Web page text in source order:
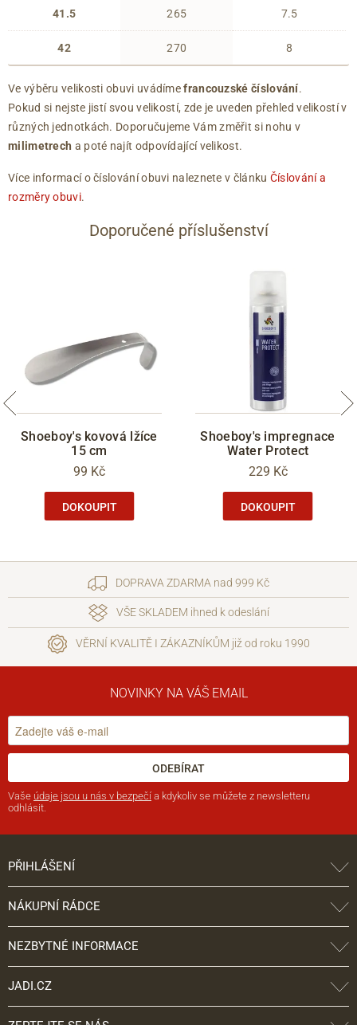
41.5
42
265
270
7.5
8
Ve výběru velikosti obuvi uvádímefrancouzské číslování.
Pokud si nejste jistí svou velikostí, zde je uveden přehled velikostí v
různých jednotkách. Doporučujeme Vám změřit si nohu v
milimetrech a poté najít odpovídající velikost.
Více informací o číslování obuvi naleznete v článku Číslování a
rozměry obuvi.
Doporučené příslušenství
Shoeboy's kovová lžíce
15 cm
99 Kč
DOKOUPIT
Shoeboy's impregnace
Water Protect
229 Kč
DOKOUPIT
DOPRAVA ZDARMA nad 999 Kč
VŠE SKLADEM ihned k odeslání
VĚRNÍ KVALITĚ I ZÁKAZNÍKŮM již od roku 1990
NOVINKY NA VÁŠ EMAIL
ODEBÍRAT
Vaše údaje jsou u nás v bezpečí a kdykoliv se můžete z newsletteru
odhlásit.
PŘIHLÁŠENÍ
NÁKUPNÍ RÁDCE
NEZBYTNÉ INFORMACE
JADI.CZ